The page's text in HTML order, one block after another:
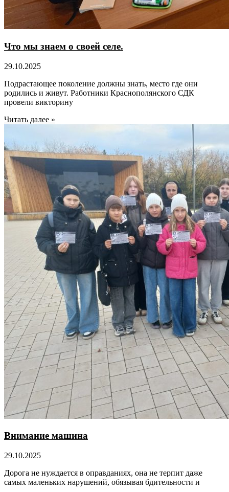
Что мы знаем о своей селе.
29.10.2025
Подрастающее поколение должны знать, место где они
родились и живут. Работники Краснополянского СДК
провели викторину
Читать далее »
Внимание машина
29.10.2025
Дорога не нуждается в оправданиях, она не терпит даже
самых маленьких нарушений, обязывая бдительности и